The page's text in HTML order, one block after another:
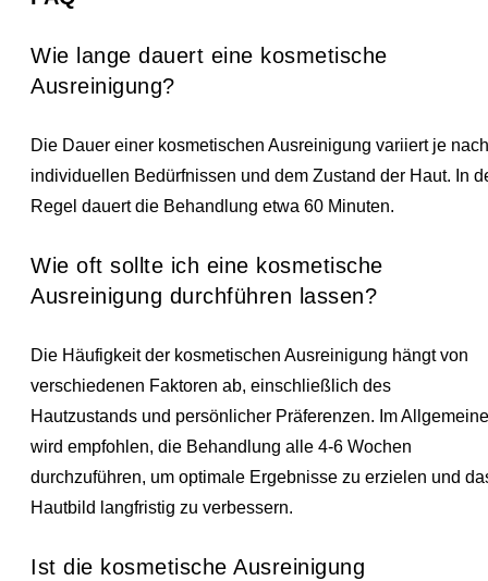
Wie lange dauert eine kosmetische
Ausreinigung?
Die Dauer einer kosmetischen Ausreinigung variiert je nach
individuellen Bedürfnissen und dem Zustand der Haut. In
Regel dauert die Behandlung etwa 60 Minuten.
Wie oft sollte ich eine kosmetische
Ausreinigung durchführen lassen?
Die Häufigkeit der kosmetischen Ausreinigung hängt von
verschiedenen Faktoren ab, einschließlich des
Hautzustands und persönlicher Präferenzen. Im
wird empfohlen, die Behandlung alle 4-6 Wochen
durchzuführen, um optimale Ergebnisse zu erzielen und
Hautbild langfristig zu verbessern.
Ist die kosmetische Ausreinigung